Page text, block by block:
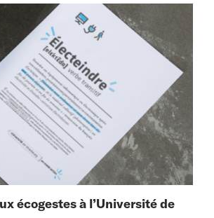
écogestes à l’Université de